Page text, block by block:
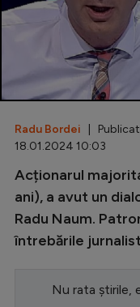
Diverse
Inedit
CM
Radu Bordei |
18.01.2024 10:03
Acționarul
ani), a avut un
Radu Naum.
întrebările
Nu rata știrile,